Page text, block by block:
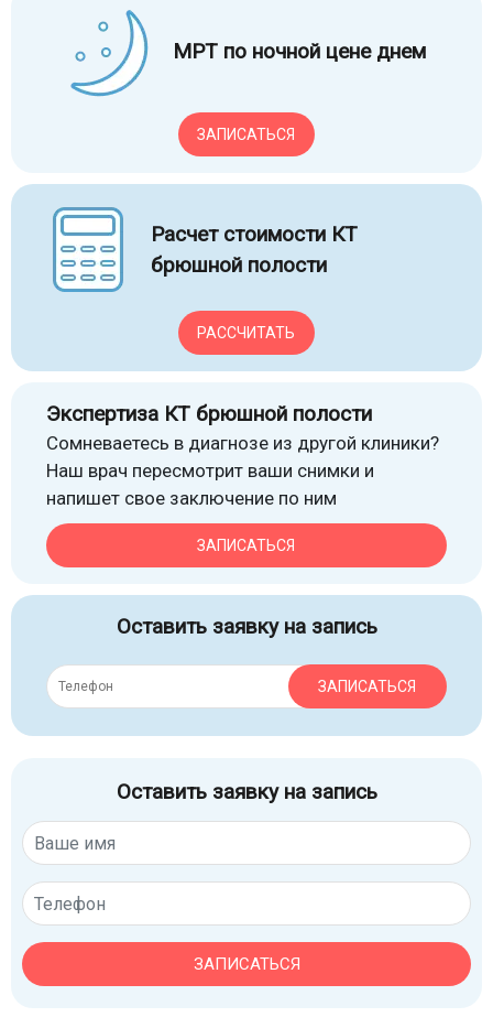
МРТ по ночной цене днем
ЗАПИСАТЬСЯ
Расчет стоимости КТ
брюшной полости
РАССЧИТАТЬ
Экспертиза КТ брюшной полости
Сомневаетесь в диагнозе из другой клиники?
Наш врач пересмотрит ваши снимки и
напишет свое заключение по ним
ЗАПИСАТЬСЯ
Оставить заявку на запись
ЗАПИСАТЬСЯ
Оставить заявку на запись
ЗАПИСАТЬСЯ